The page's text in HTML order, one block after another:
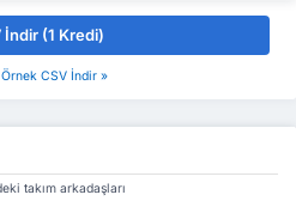
İndir (1 Kredi)
CSV İndir »
takım arkadaşları